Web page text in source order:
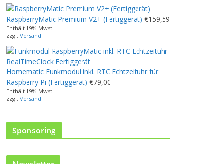
t
w
e
i
s
t
m
e
h
r
r
V
RaspberryMatic Premium V2+ (Fertiggerät) €159,59
Enthält 19% Mwst.
zzgl. Versand
Homematic Funkmodul inkl. RTC Echtzeituhr für
Raspberry Pi (Fertiggerät) €79,00
Enthält 19% Mwst.
zzgl. Versand
Sponsoring